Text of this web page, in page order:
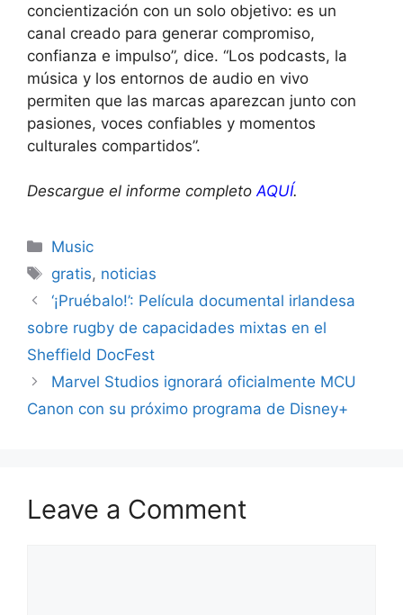
concientización con un solo objetivo: es un
canal creado para generar compromiso,
confianza e impulso”, dice. “Los podcasts, la
música y los entornos de audio en vivo
permiten que las marcas aparezcan junto con
pasiones, voces confiables y momentos
culturales compartidos”.
Descargue el informe completoAQUÍ.
Categories
Music
Tags
gratis, noticias
‘¡Pruébalo!’: Película documental irlandesa
sobre rugby de capacidades mixtas en el
Sheffield DocFest
Marvel Studios ignorará oficialmente MCU
Canon con su próximo programa de Disney+
Leave a Comment